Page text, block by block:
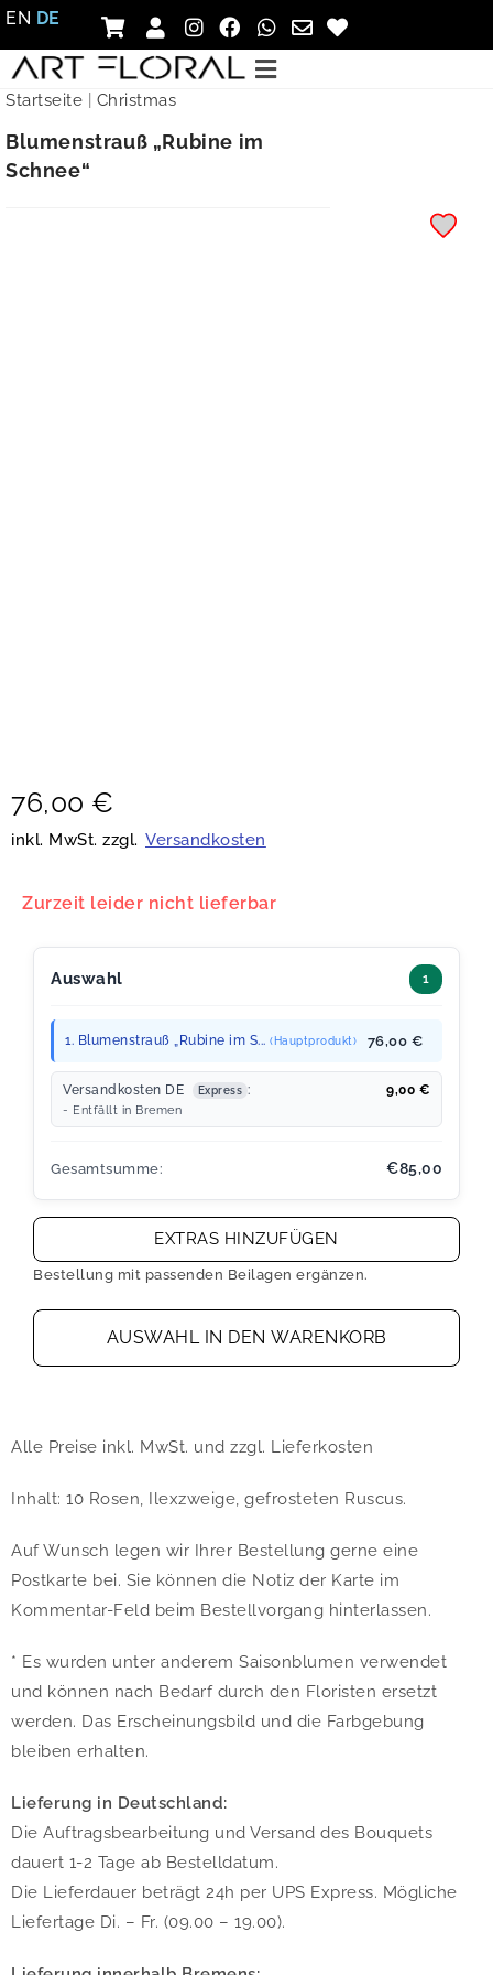
EN DE
Startseite Christmas
Blumenstrauß „Rubine im
Schnee“
76,00 €
inkl. MwSt. zzgl. Versandkosten
Zurzeit leider nicht lieferbar
Auswahl 1
1. Blumenstrauß „Rubine im S... (Hauptprodukt) 76,00 €
Versandkosten DE Express : 9,00 €
- Entfällt in Bremen
Gesamtsumme: €85,00
EXTRAS HINZUFÜGEN
Bestellung mit passenden Beilagen ergänzen.
AUSWAHL IN DEN WARENKORB
Alle Preise inkl. MwSt. und zzgl. Lieferkosten
Inhalt: 10 Rosen, Ilexzweige, gefrosteten Ruscus.
Auf Wunsch legen wir Ihrer Bestellung gerne eine
Postkarte bei. Sie können die Notiz der Karte im
Kommentar-Feld beim Bestellvorgang hinterlassen.
* Es wurden unter anderem Saisonblumen verwendet
und können nach Bedarf durch den Floristen ersetzt
werden. Das Erscheinungsbild und die Farbgebung
bleiben erhalten.
Lieferung in Deutschland:
Die Auftragsbearbeitung und Versand des Bouquets
dauert 1-2 Tage ab Bestelldatum.
Die Lieferdauer beträgt 24h per UPS Express. Mögliche
Liefertage Di. – Fr. (09.00 – 19.00).